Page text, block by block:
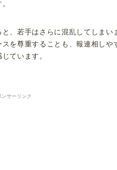
、若手はさらに混乱してしまい
を尊重することも、報連相しや
ています。
ンサーリンク